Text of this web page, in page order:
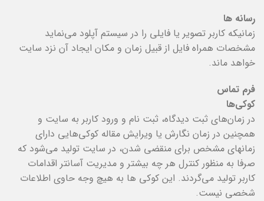
رسانه ها
زمانیکه کاربر تصویر یا فایلی را در سیستم آپلود می‌نماید
مشخصات همراه فایل از قبیل زمان و مکان ایجاد آن نزد سایت
خواهد ماند.
فرم تماس
کوکی‌ها
در زمان‌های ثبت دیدگاه، ثبت نام و ورود کاربر به سایت و
همچنین در زمان نگارش یا ویرایش مقاله کوکی‌هایی دارای
زمانهای مشخص برای منقضی شدن، در سایت تولید می‌شود که
صرفا به منظور کنترل هر چه بیشتر و مدیریت آسانتر اقدامات
کاربر تولید می‌گردند. این کوکی ها به هیچ وجه حاوی اطلاعات
شخصی نیست.